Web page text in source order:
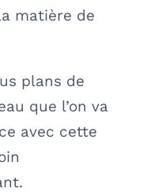
matière de
plans de
que l’on va
avec cette